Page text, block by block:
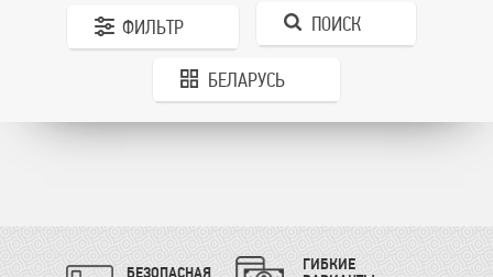
ФИЛЬТР ПОИСК
БЕЛАРУСЬ
БЕЗОПАСНАЯ
ГИБКИЕ